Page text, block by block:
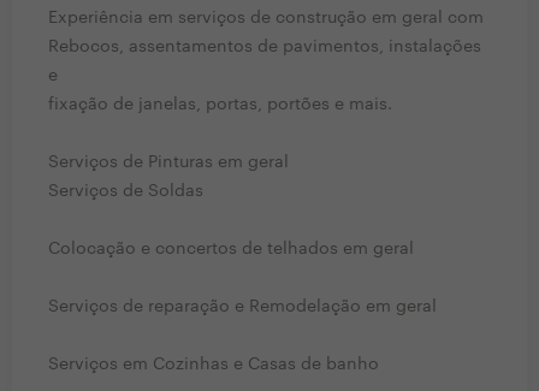
Experiência em serviços de construção em geral com
Rebocos, assentamentos de pavimentos, instalações
e
fixação de janelas, portas, portões e mais.
Serviços de Pinturas em geral
Serviços de Soldas
Colocação e concertos de telhados em geral
Serviços de reparação e Remodelação em geral
Serviços em Cozinhas e Casas de banho